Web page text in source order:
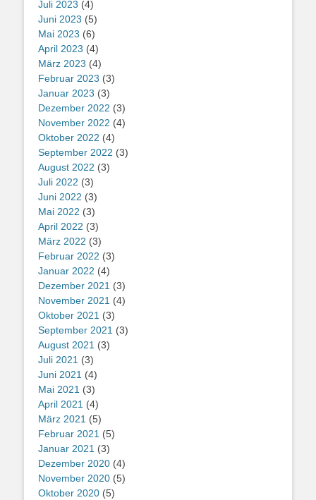
Juli 2023 (4)
Juni 2023 (5)
Mai 2023 (6)
April 2023 (4)
März 2023 (4)
Februar 2023 (3)
Januar 2023 (3)
Dezember 2022 (3)
November 2022 (4)
Oktober 2022 (4)
September 2022 (3)
August 2022 (3)
Juli 2022 (3)
Juni 2022 (3)
Mai 2022 (3)
April 2022 (3)
März 2022 (3)
Februar 2022 (3)
Januar 2022 (4)
Dezember 2021 (3)
November 2021 (4)
Oktober 2021 (3)
September 2021 (3)
August 2021 (3)
Juli 2021 (3)
Juni 2021 (4)
Mai 2021 (3)
April 2021 (4)
März 2021 (5)
Februar 2021 (5)
Januar 2021 (3)
Dezember 2020 (4)
November 2020 (5)
Oktober 2020 (5)